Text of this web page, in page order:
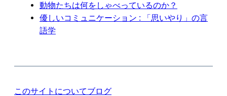
動物たちは何をしゃべっているのか？
優しいコミュニケーション : 「思いやり」の言
語学
このサイトについてブログ